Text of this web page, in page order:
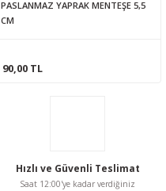
PASLANMAZ YAPRAK MENTEŞE 5,5
CM
90,00 TL
Hızlı ve Güvenli Teslimat
Saat 12:00'ye kadar verdiğiniz